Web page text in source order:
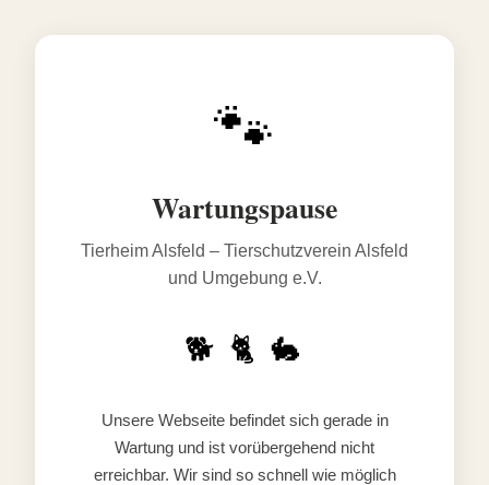
🐾
Wartungspause
Tierheim Alsfeld – Tierschutzverein Alsfeld
und Umgebung e.V.
🐕 🐈 🐇
Unsere Webseite befindet sich gerade in
Wartung und ist vorübergehend nicht
erreichbar. Wir sind so schnell wie möglich